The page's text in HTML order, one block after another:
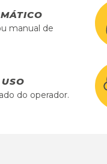
manual de
do operador.